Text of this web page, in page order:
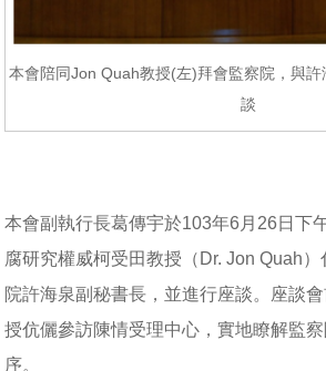
本會陪同Jon Quah教授(左)拜會監察院，與
談
本會副執行長葛傳宇於103年6月26日下
腐研究權威柯受田教授（Dr. Jon Quah
院許海泉副秘書長，並進行座談。座談
授伉儷參訪陳情受理中心，實地瞭解監
序。